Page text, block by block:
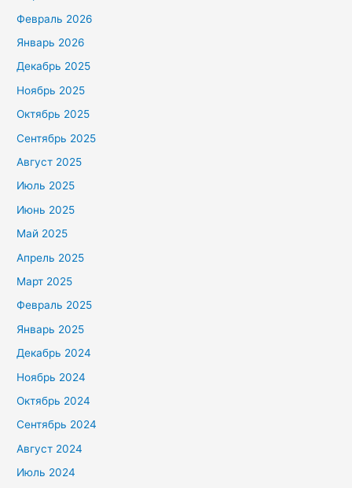
Февраль 2026
Январь 2026
Декабрь 2025
Ноябрь 2025
Октябрь 2025
Сентябрь 2025
Август 2025
Июль 2025
Июнь 2025
Май 2025
Апрель 2025
Март 2025
Февраль 2025
Январь 2025
Декабрь 2024
Ноябрь 2024
Октябрь 2024
Сентябрь 2024
Август 2024
Июль 2024